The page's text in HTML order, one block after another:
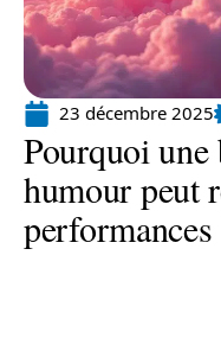
23 décembre 2025
Pourquoi une
humour peut
performances